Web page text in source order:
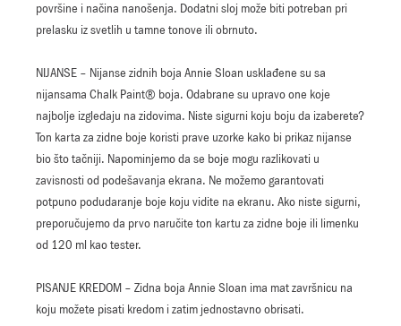
površine i načina nanošenja. Dodatni sloj može biti potreban pri
prelasku iz svetlih u tamne tonove ili obrnuto.
NIJANSE – Nijanse zidnih boja Annie Sloan usklađene su sa
nijansama Chalk Paint® boja. Odabrane su upravo one koje
najbolje izgledaju na zidovima. Niste sigurni koju boju da izaberete?
Ton karta za zidne boje koristi prave uzorke kako bi prikaz nijanse
bio što tačniji. Napominjemo da se boje mogu razlikovati u
zavisnosti od podešavanja ekrana. Ne možemo garantovati
potpuno podudaranje boje koju vidite na ekranu. Ako niste sigurni,
preporučujemo da prvo naručite ton kartu za zidne boje ili limenku
od 120 ml kao tester.
PISANJE KREDOM – Zidna boja Annie Sloan ima mat završnicu na
koju možete pisati kredom i zatim jednostavno obrisati.